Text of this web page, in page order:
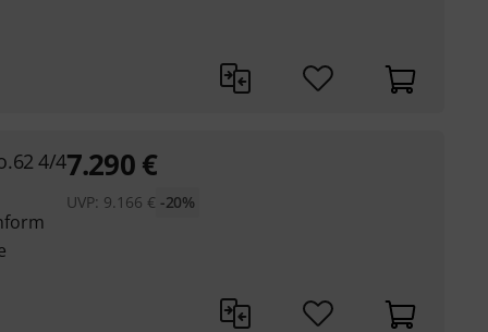
4/47.290€
UVP: 9.166 € -20%